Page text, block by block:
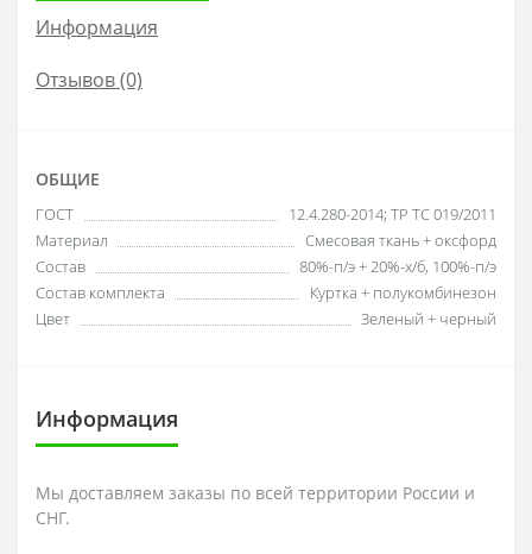
Информация
Отзывов (0)
ОБЩИЕ
ГОСТ
12.4.280-2014; ТР ТС 019/2011
Материал
Смесовая ткань + оксфорд
Состав
80%-п/э + 20%-х/б, 100%-п/э
Состав комплекта
Куртка + полукомбинезон
Цвет
Зеленый + черный
Информация
Мы доставляем заказы по всей территории России и
СНГ.